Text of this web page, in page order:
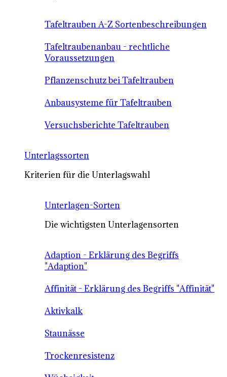
Tafeltrauben A-Z Sortenbeschreibungen
Tafeltraubenanbau - rechtliche
Voraussetzungen
Pflanzenschutz bei Tafeltrauben
Anbausysteme für Tafeltrauben
Versuchsberichte Tafeltrauben
Unterlagssorten
Kriterien für die Unterlagswahl
Unterlagen-Sorten
Die wichtigsten Unterlagensorten
Adaption - Erklärung des Begriffs
"Adaption"
Affinität - Erklärung des Begriffs "Affinität"
Aktivkalk
Staunässe
Trockenresistenz